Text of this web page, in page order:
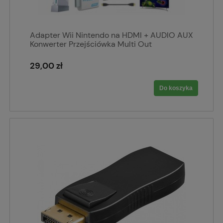
Adapter Wii Nintendo na HDMI + AUDIO AUX
Konwerter Przejściówka Multi Out
29,00 zł
Do koszyka